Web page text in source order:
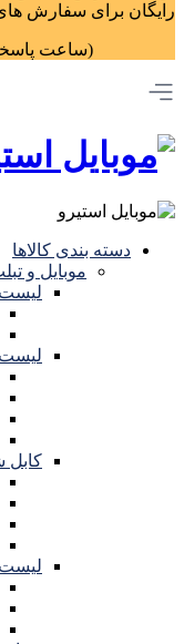
رایگان برای سفارش های بالای 1
011-43290676 (ساعت پاسخگویی: 9 الی 13 - 15 الی 20)
دسته بندی کالاها
موبایل و
لیست
لیست
کابل